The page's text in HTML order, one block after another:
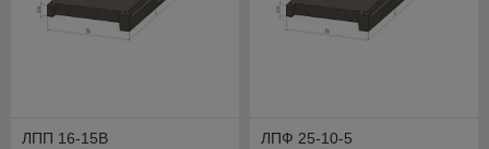
ЛПП 16-15В
ЛПФ 25-10-5